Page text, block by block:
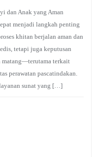
dan Anak yang Aman
menjadi langkah penting
khitan berjalan aman dan
tetapi juga keputusan
matang—terutama terkait
perawatan pascatindakan.
sunat yang […]